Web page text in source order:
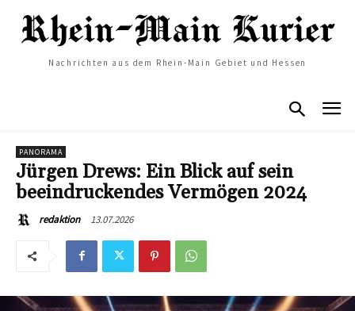
Nachrichten aus dem Rhein-Main Gebiet und Hessen
PANORAMA
Jürgen Drews: Ein Blick auf sein
beeindruckendes Vermögen 2024
redaktion 13.07.2026